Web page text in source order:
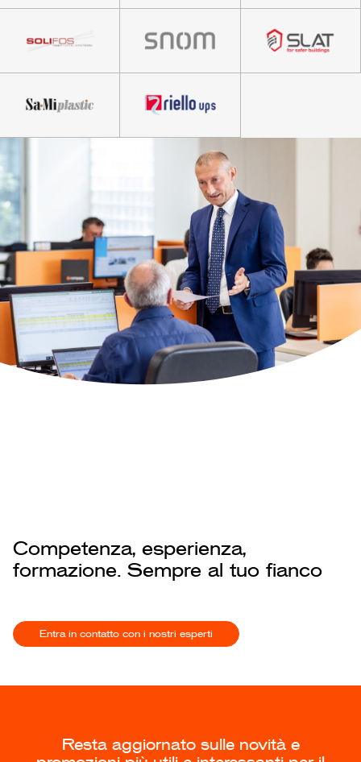
Competenza, esperienza,
formazione. Sempre al tuo fianco
Entra in contatto con i nostri esperti
Resta aggiornato sulle novità e